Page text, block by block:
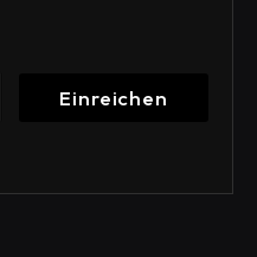
Einreichen